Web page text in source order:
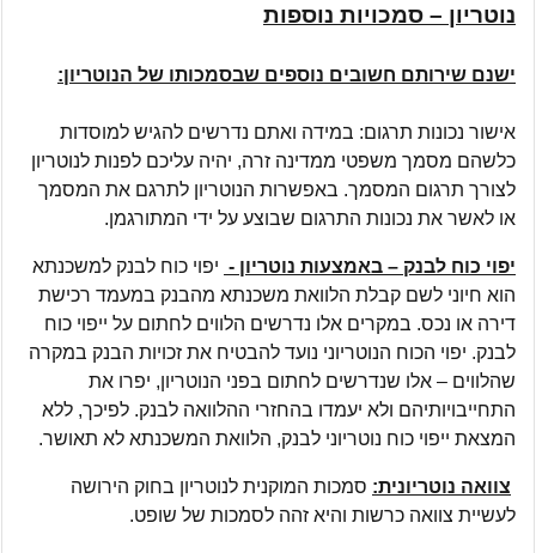
נוטריון – סמכויות נוספות
ישנם שירותם חשובים נוספים שבסמכותו של הנוטריון:
אישור נכונות תרגום: במידה ואתם נדרשים להגיש למוסדות
כלשהם מסמך משפטי ממדינה זרה, יהיה עליכם לפנות לנוטריון
לצורך תרגום המסמך. באפשרות הנוטריון לתרגם את המסמך
או לאשר את נכונות התרגום שבוצע על ידי המתורגמן.
יפוי כוח לבנק – באמצעות נוטריון - יפוי כוח לבנק למשכנתא
הוא חיוני לשם קבלת הלוואת משכנתא מהבנק במעמד רכישת
דירה או נכס. במקרים אלו נדרשים הלווים לחתום על ייפוי כוח
לבנק. יפוי הכוח הנוטריוני נועד להבטיח את זכויות הבנק במקרה
שהלווים – אלו שנדרשים לחתום בפני הנוטריון, יפרו את
התחייבויותיהם ולא יעמדו בהחזרי ההלוואה לבנק. לפיכך, ללא
המצאת ייפוי כוח נוטריוני לבנק, הלוואת המשכנתא לא תאושר.
צוואה נוטריונית: סמכות המוקנית לנוטריון בחוק הירושה
לעשיית צוואה כרשות והיא זהה לסמכות של שופט.